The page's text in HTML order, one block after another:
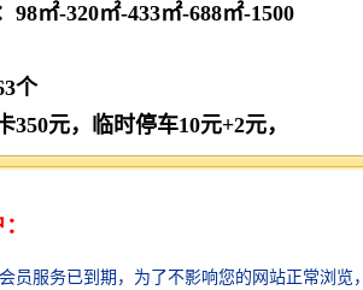
98㎡-320㎡-433㎡-688㎡-1500
个
350元，临时停车10元+2元，
5.5元/㎡
计电费